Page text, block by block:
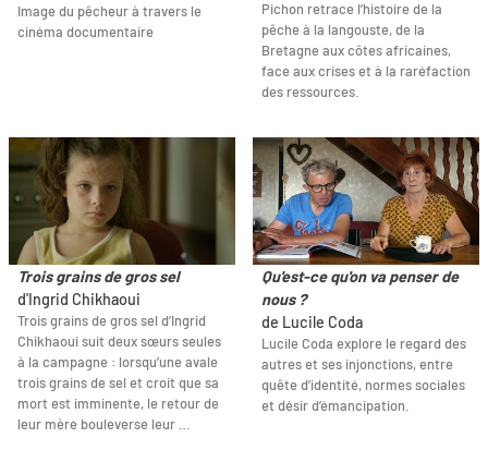
Image du pêcheur à travers le
cinéma documentaire
Pichon retrace l’histoire de la
pêche à la langouste, de la
Bretagne aux côtes africaines,
face aux crises et à la raréfaction
des ressources.
Trois grains de gros sel
d'Ingrid Chikhaoui
Trois grains de gros sel d’Ingrid
Chikhaoui suit deux sœurs seules
à la campagne : lorsqu’une avale
trois grains de sel et croit que sa
mort est imminente, le retour de
leur mère bouleverse leur …
Qu'est-ce qu'on va penser de
nous ?
de Lucile Coda
Lucile Coda explore le regard des
autres et ses injonctions, entre
quête d’identité, normes sociales
et désir d’émancipation.